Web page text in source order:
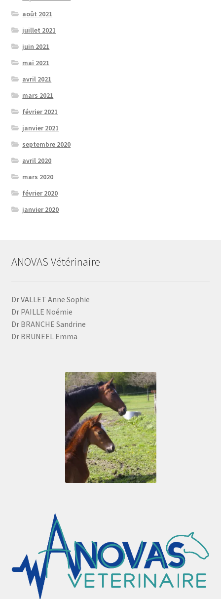
août 2021
juillet 2021
juin 2021
mai 2021
avril 2021
mars 2021
février 2021
janvier 2021
septembre 2020
avril 2020
mars 2020
février 2020
janvier 2020
ANOVAS Vétérinaire
Dr VALLET Anne Sophie
Dr PAILLE Noémie
Dr BRANCHE Sandrine
Dr BRUNEEL Emma